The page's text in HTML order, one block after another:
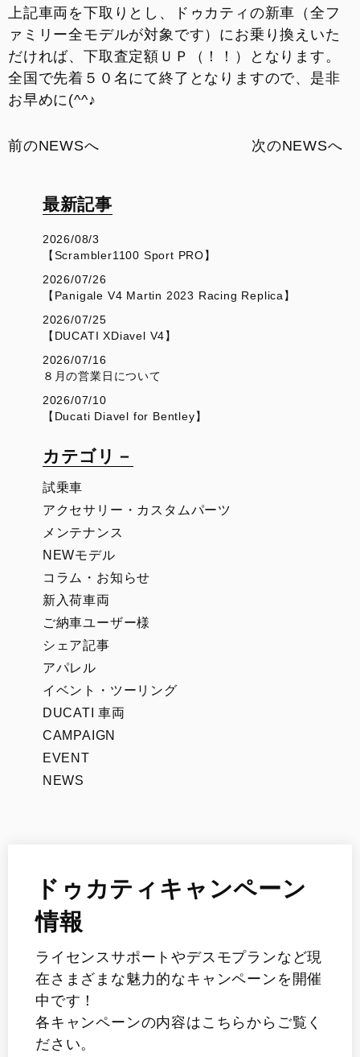
上記車両を下取りとし、ドゥカティの新車（全フ
ァミリー全モデルが対象です）にお乗り換えいた
だければ、下取査定額ＵＰ（！！）となります。
全国で先着５０名にて終了となりますので、是非
お早めに(^^♪
前のNEWSへ 次のNEWSへ
最新記事
2026/08/3
【Scrambler1100 Sport PRO】
2026/07/26
【Panigale V4 Martin 2023 Racing Replica】
2026/07/25
【DUCATI XDiavel V4】
2026/07/16
８月の営業日について
2026/07/10
【Ducati Diavel for Bentley】
カテゴリ－
試乗車
アクセサリー・カスタムパーツ
メンテナンス
NEWモデル
コラム・お知らせ
新入荷車両
ご納車ユーザー様
シェア記事
アパレル
イベント・ツーリング
DUCATI 車両
CAMPAIGN
EVENT
NEWS
ドゥカティキャンペーン
情報
ライセンスサポートやデスモプランなど現
在さまざまな魅力的なキャンペーンを開催
中です！
各キャンペーンの内容はこちらからご覧く
ださい。